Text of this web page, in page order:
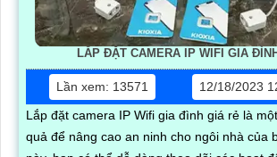
LẮP ĐẶT CAMERA IP WIFI GIA
Lần xem: 13571
12/18/2023
Lắp đặt camera IP Wifi gia đình giá rẻ là
quả để nâng cao an ninh cho ngôi nhà của bạn. Với